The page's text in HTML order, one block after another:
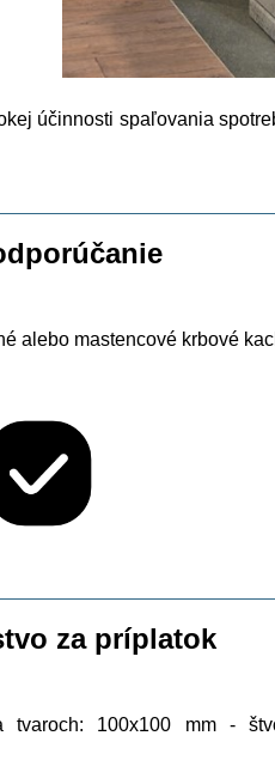
účinnosti spaľovania
alebo mastencové krbové
za príplatok
100x100 mm -